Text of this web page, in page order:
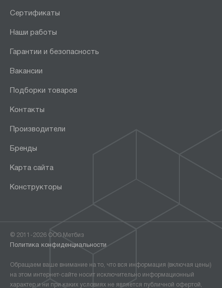
Сертификаты
Наши работы
Гарантии и безопасность
Вакансии
Подборки товаров
Контакты
Производители
Бренды
Карта сайта
Конструкторы
© 2011-2026 ООО Метбиз
Политика конфиденциальности
Обращаем ваше внимание на то, что вся информация (включая цены)
на этом интернет-сайте носит исключительно информационный
характер и ни при каких условиях не является публичной офертой,